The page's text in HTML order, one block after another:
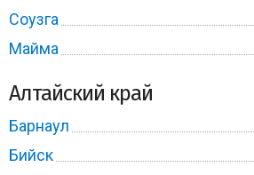
Соузга
Майма
Алтайский край
Барнаул
Бийск